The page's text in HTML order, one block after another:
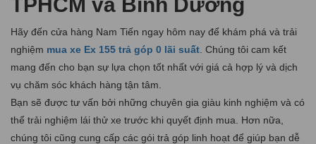
Hãy đến cửa hàng Nam Tiến ngay hôm nay để khám phá và trải
nghiệm mua xe Ex 155 trả góp 0 lãi suất . Chúng tôi cam kết
mang đến cho bạn sự lựa chọn tốt nhất với giá cả hợp lý và dịch
vụ chăm sóc khách hàng tận tâm.
Bạn sẽ được tư vấn bởi những chuyên gia giàu kinh nghiệm và có
thể trải nghiệm lái thử xe trước khi quyết định mua. Hơn nữa,
chúng tôi cũng cung cấp các gói trả góp linh hoạt để giúp bạn dễ